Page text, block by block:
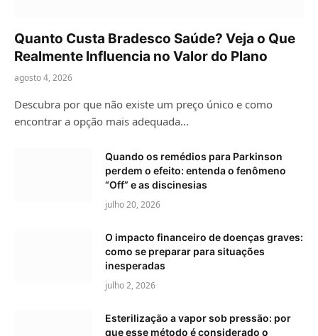
Quanto Custa Bradesco Saúde? Veja o Que
Realmente Influencia no Valor do Plano
agosto 4, 2026
Descubra por que não existe um preço único e como
encontrar a opção mais adequada…
Quando os remédios para Parkinson
perdem o efeito: entenda o fenômeno
“Off” e as discinesias
julho 20, 2026
O impacto financeiro de doenças graves:
como se preparar para situações
inesperadas
julho 2, 2026
Esterilização a vapor sob pressão: por
que esse método é considerado o